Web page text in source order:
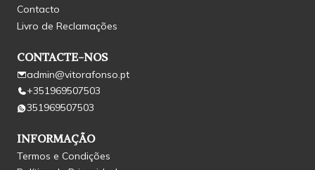
Contacto
Livro de Reclamações
CONTACTE-NOS
admin@vitorafonso.pt
+351969507503
351969507503
INFORMAÇÃO
Termos e Condições